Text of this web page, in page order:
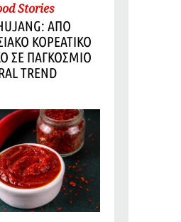
Stories
ΑΠΟ
ΚΟΡΕΑΤΙΚΟ
ΣΕ ΠΑΓΚΟΣΜΙΟ
TREND